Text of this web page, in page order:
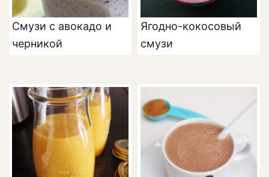
Смузи с авокадо и
черникой
Ягодно-кокосовый
смузи